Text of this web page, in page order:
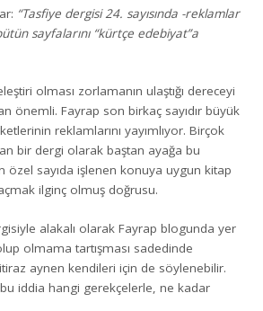
“Tasfiye dergisi 24. sayısında -reklamlar
sayfalarını “kürtçe edebiyat”a
olması zorlamanın ulaştığı dereceyi
önemli. Fayrap son birkaç sayıdır büyük
reklamlarını yayımlıyor. Birçok
bir dergi olarak baştan ayağa bu
özel sayıda işlenen konuya uygun kitap
ilginç olmuş doğrusu.
alakalı olarak Fayrap blogunda yer
olmama tartışması sadedinde
aynen kendileri için de söylenebilir.
iddia hangi gerekçelerle, ne kadar